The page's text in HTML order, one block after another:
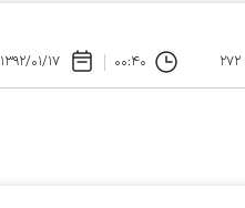
۰۰:۴۰ ۱۳۹۲/۰۱/۱۷